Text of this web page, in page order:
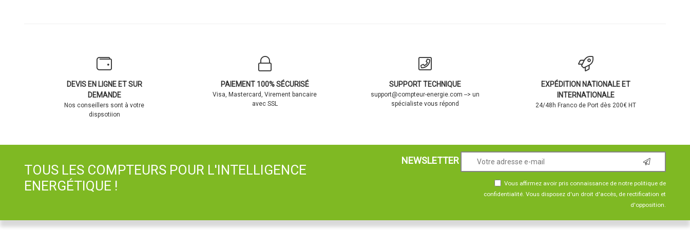
DEVIS EN LIGNE ET SUR
DEMANDE
Nos conseillers sont à votre
dispsotiion
PAIEMENT 100% SÉCURISÉ
Visa, Mastercard, Virement bancaire
avec SSL
SUPPORT TECHNIQUE
support@compteur-energie.com --> un
spécialiste vous répond
EXPÉDITION NATIONALE ET
INTERNATIONALE
24/48h Franco de Port dès 200€ HT
TOUS LES COMPTEURS POUR L'INTELLIGENCE
ENERGÉTIQUE !
NEWSLETTER
Vous affirmez avoir pris connaissance de notre politique de
confidentialité . Vous disposez d'un droit d'accès, de rectification et
d'opposition.